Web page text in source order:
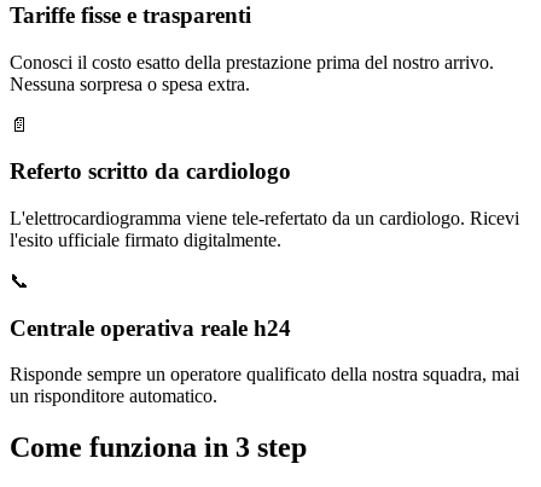
Tariffe fisse e trasparenti
Conosci il costo esatto della prestazione prima del nostro arrivo.
Nessuna sorpresa o spesa extra.
📄
Referto scritto da cardiologo
L'elettrocardiogramma viene tele-refertato da un cardiologo. Ricevi
l'esito ufficiale firmato digitalmente.
📞
Centrale operativa reale h24
Risponde sempre un operatore qualificato della nostra squadra, mai
un risponditore automatico.
Come funziona in 3 step